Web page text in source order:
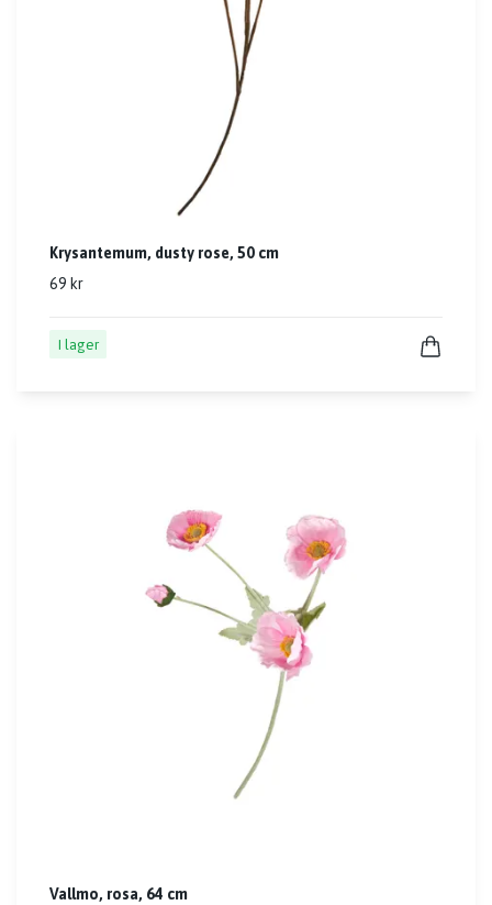
Krysantemum, dusty rose, 50 cm
69 kr
I lager
Vallmo, rosa, 64 cm